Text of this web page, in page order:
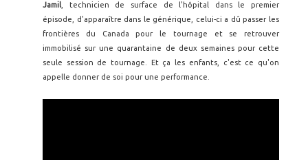
Jamil , technicien de surface de l'hôpital dans le premier
épisode, d'apparaître dans le générique, celui-ci a dû passer les
frontières du Canada pour le tournage et se retrouver
immobilisé sur une quarantaine de deux semaines pour cette
seule session de tournage. Et ça les enfants, c'est ce qu'on
appelle donner de soi pour une performance.